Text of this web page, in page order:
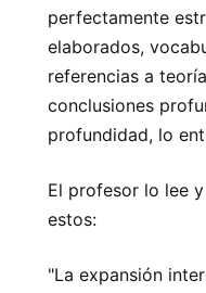
perfectamente
elaborados,
referencias a
conclusiones
profundidad, lo
El profesor lo lee
estos:
"La expansión